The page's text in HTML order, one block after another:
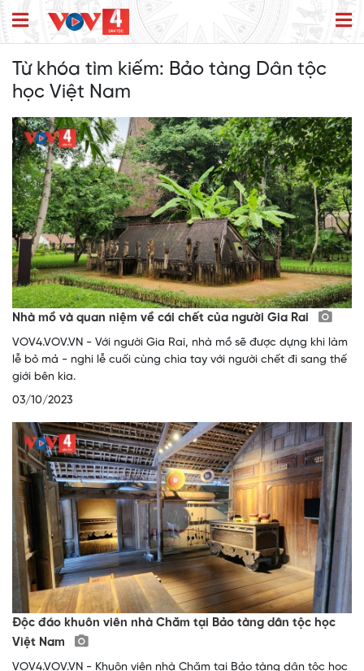
Từ khóa tìm kiếm: Bảo tàng Dân tộc
học Việt Nam
Nhà mồ và quan niệm về cái chết của người Gia Rai
VOV4.VOV.VN - Với người Gia Rai, nhà mồ sẽ được dựng khi làm
lễ bỏ mả - nghi lễ cuối cùng chia tay với người chết đi sang thế
giới bên kia.
03/10/2023
Độc đáo khuôn viên nhà Chăm tại Bảo tàng dân tộc học
Việt Nam
VOV4.VOV.VN - Khuôn viên nhà Chăm tại Bảo tàng dân tộc học